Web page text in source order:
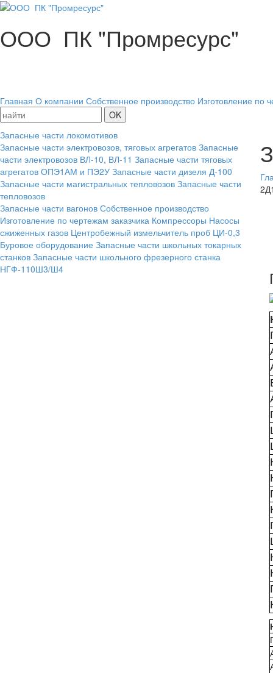
ООО ПК "Промресурс"
Главная О компании Собственное производство Изготовление по
Запасные части локомотивов
Запасные части электровозов, тяговых агрегатов Запасные
части электровозов ВЛ-10, ВЛ-11 Запасные части тяговых
агрегатов ОПЭ1АМ и ПЭ2У Запасные части дизеля Д-100
Запасные части магистральных тепловозов Запасные части
тепловозов
Запасные части вагонов Собственное производство
Изготовление по чертежам заказчика Компрессоры Насосы
сжиженных газов Центробежный измельчитель проб ЦИ-0,3
Буровое оборудование Запасные части школьных токарных
станков Запасные части школьного фрезерного станка
НГФ-110Ш3/Ш4